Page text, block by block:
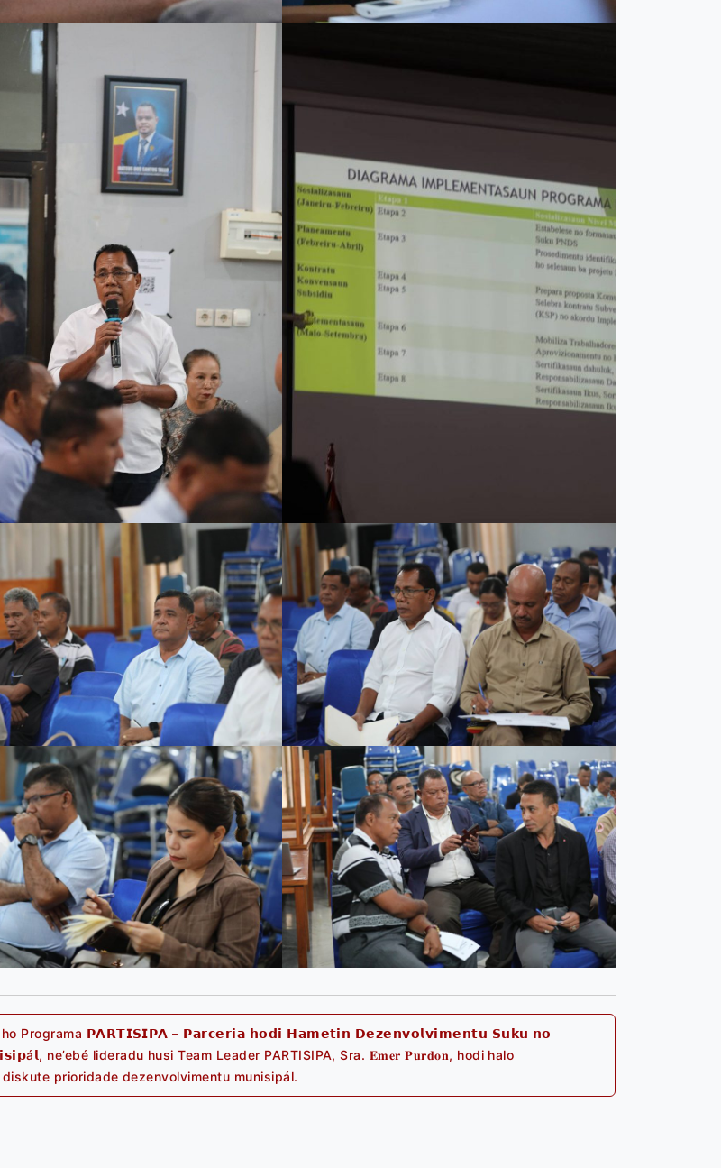
Next
post:
ho Programa 𝗣𝗔𝗥𝗧𝗜𝗦𝗜𝗣𝗔 – 𝗣𝗮𝗿𝗰𝗲𝗿𝗶𝗮 𝗵𝗼𝗱𝗶 𝗛𝗮𝗺𝗲𝘁𝗶𝗻 𝗗𝗲𝘇𝗲𝗻𝘃𝗼𝗹𝘃𝗶𝗺𝗲𝗻𝘁𝘂 𝗦𝘂𝗸𝘂 𝗻𝗼
ne’ebé lideradu husi Team Leader PARTISIPA, Sra. 𝐄𝐦𝐞𝐫 𝐏𝐮𝐫𝐝𝐨𝐧, hodi halo
prioridade dezenvolvimentu munisipál.